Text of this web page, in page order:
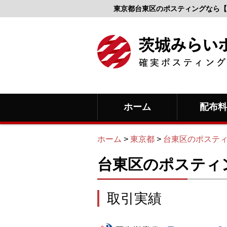
東京都台東区のポスティングなら
ホーム 配布
ホーム > 東京都 > 台東区のポステ
台東区のポステ
取引実績